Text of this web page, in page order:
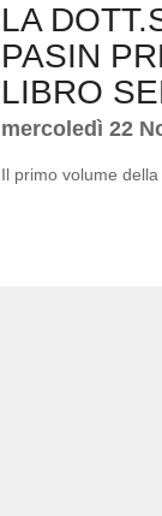
LA
PASIN
LIBRO
mercoledì 22
Il primo volume della